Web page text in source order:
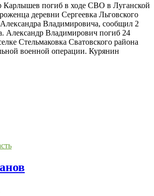
Карлышев погиб в ходе СВО в Луганской
деревни Сергеевка Льговского
Владимировича, сообщил 2
Александр Владимирович погиб 24
Стельмаковка Сватовского района
военной операции. Курянин